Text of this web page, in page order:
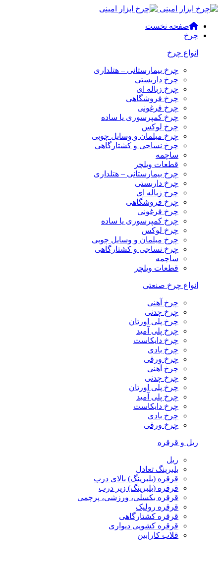
صفحه نخست
چرخ
انواع چرخ
چرخ بیمارستانی – هتلداری
چرخ داربستی
چرخ زباله ای
چرخ فروشگاهی
چرخ فرغونی
چرخ کمپرسوری یا ساده
چرخ لوکس
چرخ مبلمان و وسایل چوبی
چرخ نساجی و کشتارگاهی
ساچمه
قطعات ویلچر
چرخ بیمارستانی – هتلداری
چرخ داربستی
چرخ زباله ای
چرخ فروشگاهی
چرخ فرغونی
چرخ کمپرسوری یا ساده
چرخ لوکس
چرخ مبلمان و وسایل چوبی
چرخ نساجی و کشتارگاهی
ساچمه
قطعات ویلچر
انواع چرخ صنعتی
چرخ آهنی
چرخ چدنی
چرخ پلی اورتان
چرخ پلی آمید
چرخ دایکاست
چرخ بادی
چرخ ورقی
چرخ آهنی
چرخ چدنی
چرخ پلی اورتان
چرخ پلی آمید
چرخ دایکاست
چرخ بادی
چرخ ورقی
ریل و قرقره
ریل
بلبرینگ تعادل
قرقره (بلبرینگ) بالای درب
قرقره (بلبرینگ) زیر درب
قرقره بکسلی، ورزشی، پرچمی
قرقره رولیک
قرقره کشتارگاهی
قرقره کشویی دیواری
قلاب کارابین